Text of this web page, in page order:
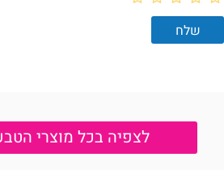
לצפיה בכל מוצרי